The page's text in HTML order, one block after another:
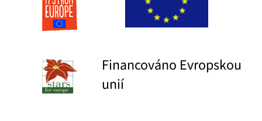
Financováno Evropskou
unií